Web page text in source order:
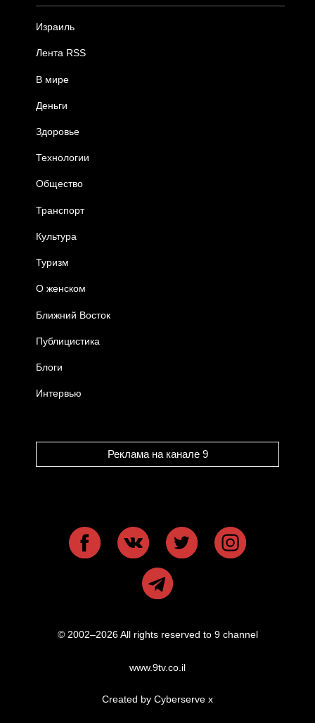
Израиль
Лента RSS
В мире
Деньги
Здоровье
Технологии
Общество
Транспорт
Культура
Туризм
О женском
Ближний Восток
Публицистика
Блоги
Интервью
Реклама на канале 9
© 2002–2026 All rights reserved to 9 channel
www.9tv.co.il
Created by Cyberserve x